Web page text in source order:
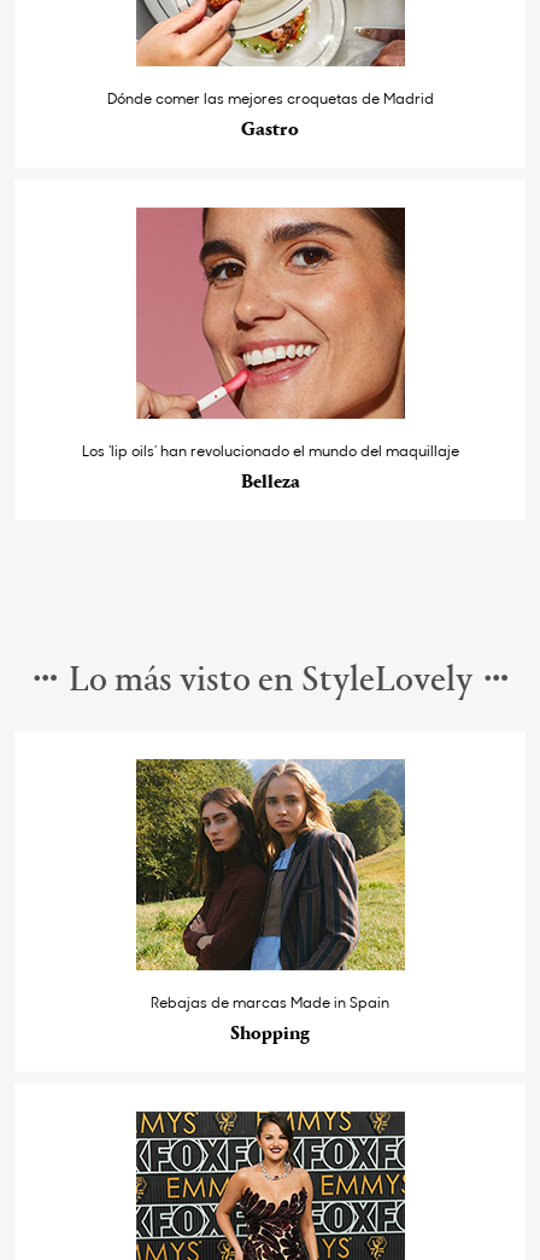
Dónde comer las mejores croquetas de Madrid
Gastro
Los ‘lip oils’ han revolucionado el mundo del maquillaje
Belleza
Lo más visto en StyleLovely
Rebajas de marcas Made in Spain
Shopping